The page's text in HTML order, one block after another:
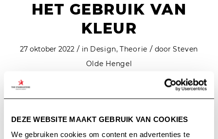
DEZE WEBSITE MAAKT GEBRUIK VAN COOKIES
We gebruiken cookies om content en advertenties te
HET GEBRUIK VAN
KLEUR
27 oktober 2022 / in Design,Theorie / door Steven
Olde Hengel
Lees meer